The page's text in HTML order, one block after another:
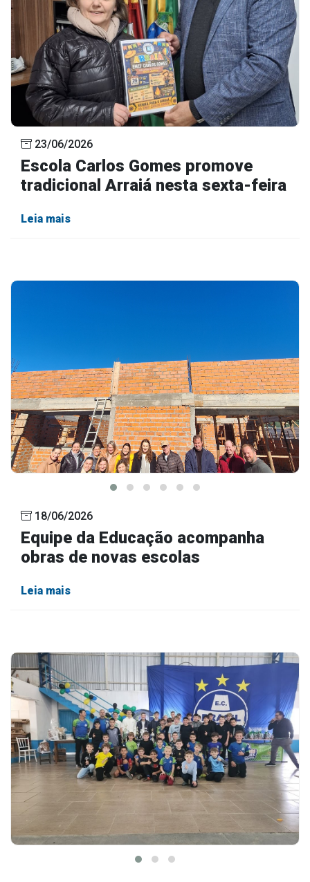
23/06/2026
Escola Carlos Gomes promove
tradicional Arraiá nesta sexta-feira
Leia mais
18/06/2026
Equipe da Educação acompanha
obras de novas escolas
Leia mais